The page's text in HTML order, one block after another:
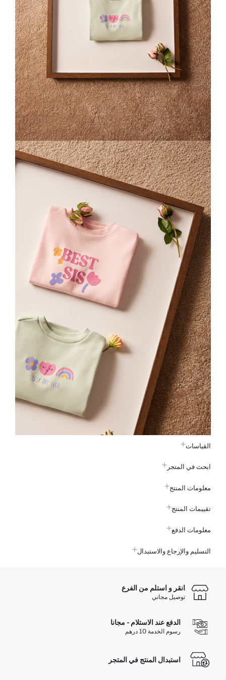
القياسات
ابحث في المتجر
معلومات المنتج
تقييمات المنتج
معلومات الدفع
التسليم والإرجاع والاستبدال
انقر و استلم من الفرع
توصيل مجاني
الدفع عند الاستلام - مجانا
رسوم الخدمة 10 درهم
استبدال المنتج في المتجر